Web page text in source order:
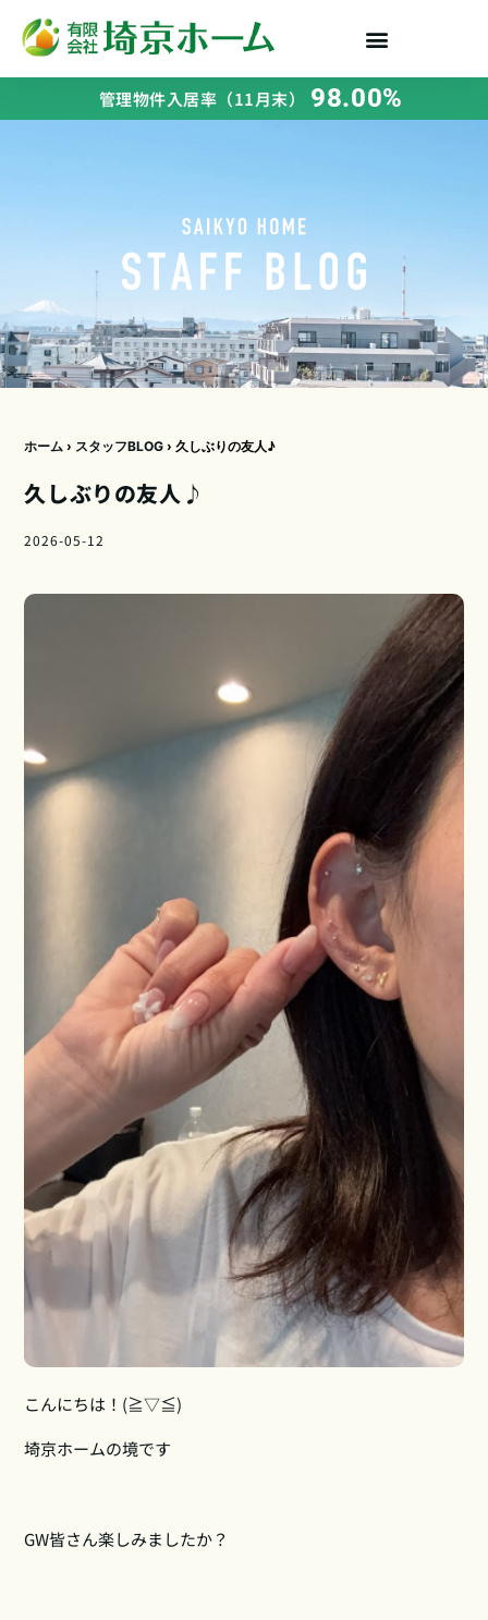
管理物件入居率（11月末） 98.00%
ホーム › スタッフBLOG › 久しぶりの友人♪
久しぶりの友人♪
2026-05-12
こんにちは！(≧▽≦)
埼京ホームの境です
GW皆さん楽しみましたか？